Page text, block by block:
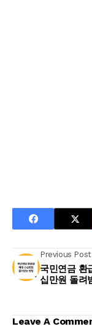
Previous Post
국민연금 환
십만원 돌려
Leave A